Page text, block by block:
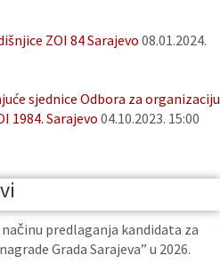
ZOI 84 Sarajevo 08.01.2024.
sjednice Odbora za organizaciju
1984. Sarajevo 04.10.2023. 15:00
predlaganja kandidata za
Grada Sarajeva” u 2026.